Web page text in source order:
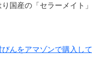
国産の「セラーメイト
んをアマゾンで購入して